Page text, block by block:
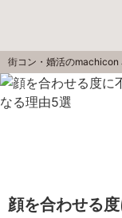
街コン・婚活のmachicon
顔を合わせる